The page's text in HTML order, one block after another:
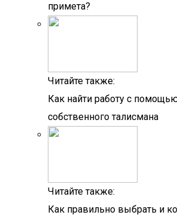
примета?
Читайте также:
Как найти работу с
собственного талисмана
Читайте также:
Как правильно выбрать и